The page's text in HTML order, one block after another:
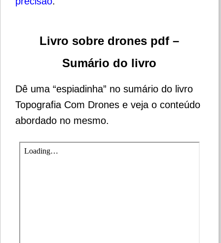
Livro sobre drones pdf –
Sumário do livro
Dê uma “espiadinha” no sumário do livro
Topografia Com Drones e veja o conteúdo
abordado no mesmo.